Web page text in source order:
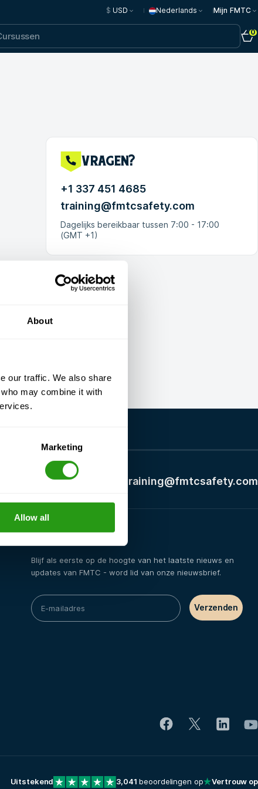
About
our traffic. We also share
may combine it with
Marketing
Allow all
$ USD Nederlands Mijn FMTC
0
vragen?
+1 337 451 4685
training@fmtcsafety.com
Dagelijks bereikbaar tussen 7:00 - 17:00
(GMT +1)
+1 337 451 4685 training@fmtcsafety.com
Certificeringen
Blijf als eerste op de hoogte van het laatste nieuws en
updates van FMTC - word lid van onze nieuwsbrief.
Uitstekend 3,041 beoordelingen op Vertrouw op